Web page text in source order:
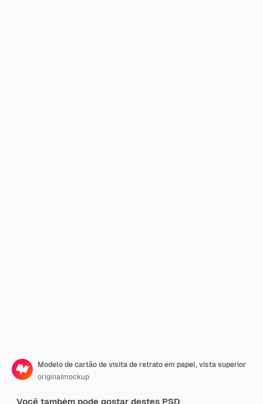
Modelo de cartão de visita de retrato em papel, vista superior
originalmockup
Você também pode gostar destes PSD